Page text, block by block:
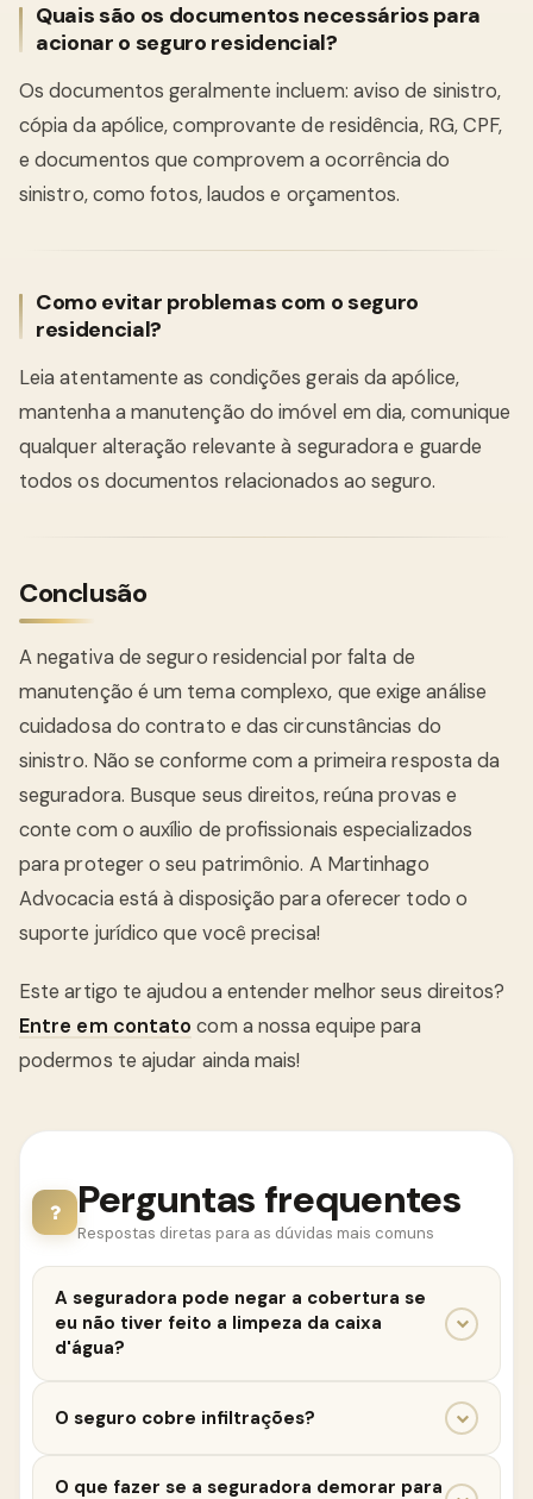
Quais são os documentos necessários para
acionar o seguro residencial?
Os documentos geralmente incluem: aviso de sinistro,
cópia da apólice, comprovante de residência, RG, CPF,
e documentos que comprovem a ocorrência do
sinistro, como fotos, laudos e orçamentos.
Como evitar problemas com o seguro
residencial?
Leia atentamente as condições gerais da apólice,
mantenha a manutenção do imóvel em dia, comunique
qualquer alteração relevante à seguradora e guarde
todos os documentos relacionados ao seguro.
Conclusão
A negativa de seguro residencial por falta de
manutenção é um tema complexo, que exige análise
cuidadosa do contrato e das circunstâncias do
sinistro. Não se conforme com a primeira resposta da
seguradora. Busque seus direitos, reúna provas e
conte com o auxílio de profissionais especializados
para proteger o seu patrimônio. A Martinhago
Advocacia está à disposição para oferecer todo o
suporte jurídico que você precisa!
Este artigo te ajudou a entender melhor seus direitos?
Entre em contato com a nossa equipe para
podermos te ajudar ainda mais!
Perguntas frequentes
Respostas diretas para as dúvidas mais comuns
A seguradora pode negar a cobertura se
eu não tiver feito a limpeza da caixa
d'água?
caixa d'água dependerá da relação direta entre a
Se a falta de limpeza contribuiu diretamente para o
O seguro cobre infiltrações?
O que fazer se a seguradora demorar para